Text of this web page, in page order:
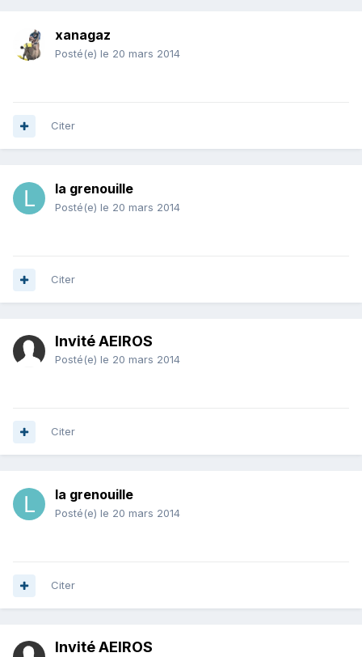
xanagaz
Posté(e) le 20 mars 2014
Citer
la grenouille
Posté(e) le 20 mars 2014
Citer
Invité AEIROS
Posté(e) le 20 mars 2014
Citer
la grenouille
Posté(e) le 20 mars 2014
Citer
Invité AEIROS